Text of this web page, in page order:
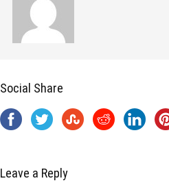
Social Share
Leave a Reply